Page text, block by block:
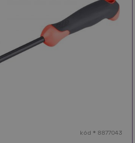
kód * 8877043